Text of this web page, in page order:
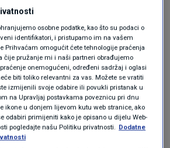
Oglas
osobne podatke, kao što su podaci o
identifikatori, i pristupamo im na vašem
Prihvaćam omogućit ćete tehnologije praćenja
čije pružanje mi i naši partneri obrađujemo
onemogućeni, određeni sadržaj i oglasi
biti toliko relevantni za vas. Možete se vratiti
izmijenili svoje odabire ili povukli pristanak u
na Upravljaj postavkama poveznicu pri dnu
ikone u donjem lijevom kutu web stranice, ako
odabiri primijeniti kako je opisano u dijelu Web-
pogledajte našu Politiku privatnosti. Dodatne